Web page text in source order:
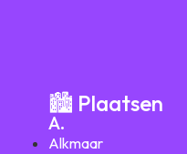
🏙️ Plaatsen
A.
Alkmaar